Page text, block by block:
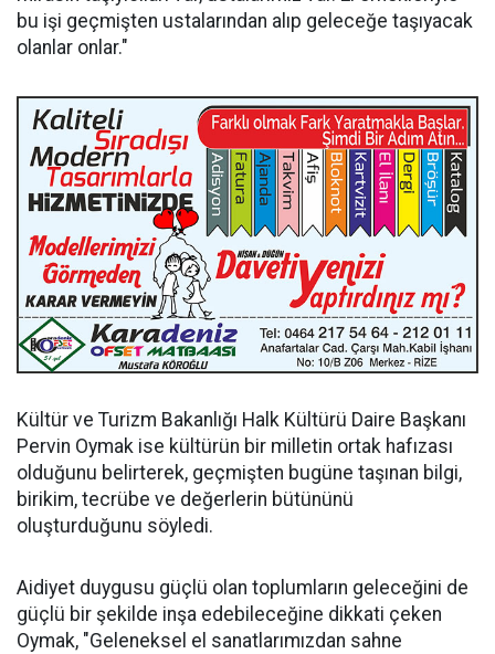
bu işi geçmişten ustalarından alıp geleceğe taşıyacak
olanlar onlar."
Kültür ve Turizm Bakanlığı Halk Kültürü Daire Başkanı
Pervin Oymak ise kültürün bir milletin ortak hafızası
olduğunu belirterek, geçmişten bugüne taşınan bilgi,
birikim, tecrübe ve değerlerin bütününü
oluşturduğunu söyledi.
Aidiyet duygusu güçlü olan toplumların geleceğini de
güçlü bir şekilde inşa edebileceğine dikkati çeken
Oymak, "Geleneksel el sanatlarımızdan sahne